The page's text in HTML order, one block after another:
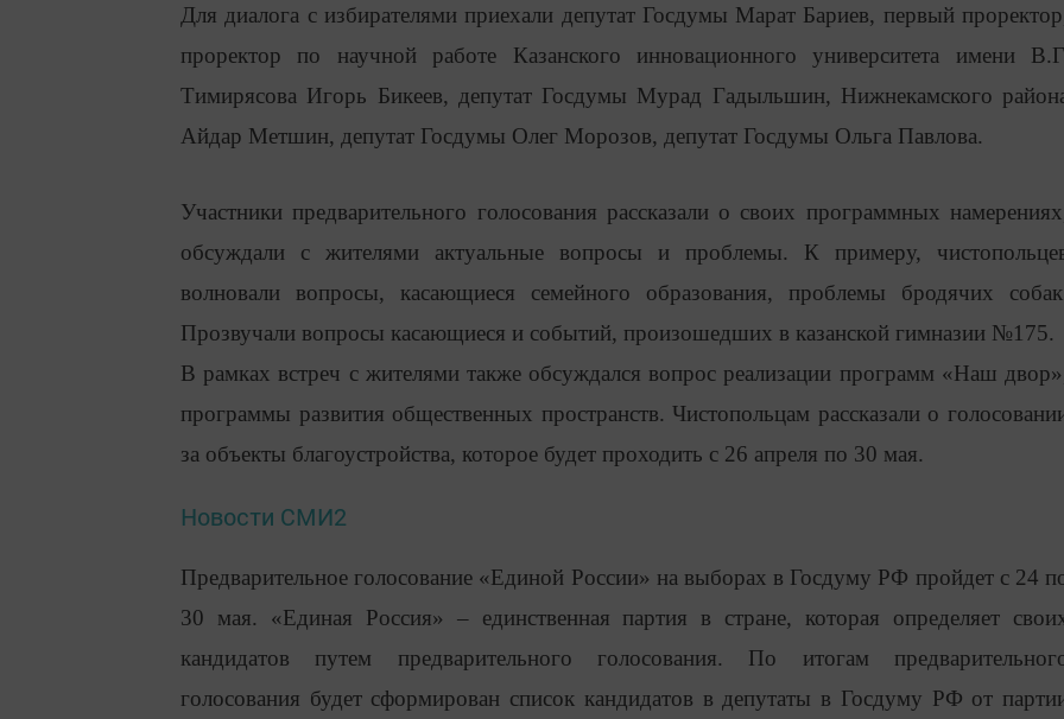
Для диалога с избирателями приехали депутат Госдумы Марат Бариев, первый
проректор по научной работе Казанского инновационного университета имени
Тимирясова Игорь Бикеев, депутат Госдумы Мурад Гадыльшин, Нижнекамского
Айдар Метшин, депутат Госдумы Олег Морозов, депутат Госдумы Ольга Павлова.
Участники предварительного голосования рассказали о своих программных
обсуждали с жителями актуальные вопросы и проблемы. К примеру,
волновали вопросы, касающиеся семейного образования, проблемы бродячих
Прозвучали вопросы касающиеся и событий, произошедших в казанской гимназии №175.
В рамках встреч с жителями также обсуждался вопрос реализации программ «Наш
программы развития общественных пространств. Чистопольцам рассказали о
за объекты благоустройства, которое будет проходить с 26 апреля по 30 мая.
Новости СМИ2
Предварительное голосование «Единой России» на выборах в Госдуму РФ пройдет с 24
30 мая. «Единая Россия» – единственная партия в стране, которая определяет
кандидатов путем предварительного голосования. По итогам
голосования будет сформирован список кандидатов в депутаты в Госдуму РФ от